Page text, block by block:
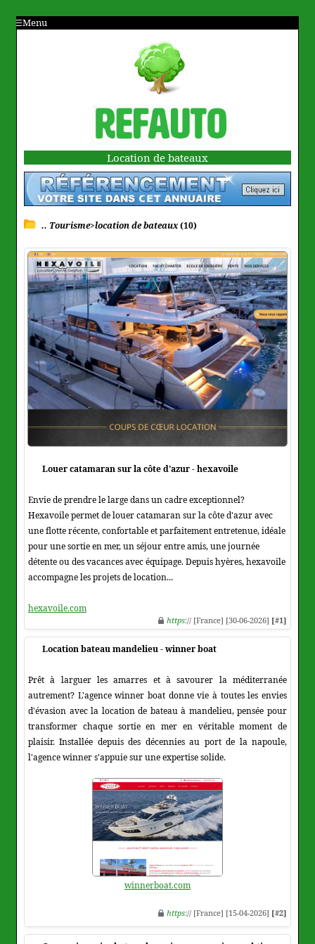
Menu
Location de bateaux
.. Tourisme>location de bateaux(10)
Louer catamaran sur la côte d'azur - hexavoile
Envie de prendre le large dans un cadre exceptionnel?
Hexavoile permet de louer catamaran sur la côte d'azur avec
une flotte récente, confortable et parfaitement entretenue, idéale
pour une sortie en mer, un séjour entre amis, une journée
détente ou des vacances avec équipage. Depuis hyères, hexavoile
accompagne les projets de location...
hexavoile.com
https:// [France] [30-06-2026] [#1]
Location bateau mandelieu - winner boat
Prêt à larguer les amarres et à savourer la méditerranée
autrement? L'agence winner boat donne vie à toutes les envies
d'évasion avec la location de bateau à mandelieu, pensée pour
transformer chaque sortie en mer en véritable moment de
plaisir. Installée depuis des décennies au port de la napoule,
l'agence winner s'appuie sur une expertise solide.
winnerboat.com
https:// [France] [15-04-2026] [#2]